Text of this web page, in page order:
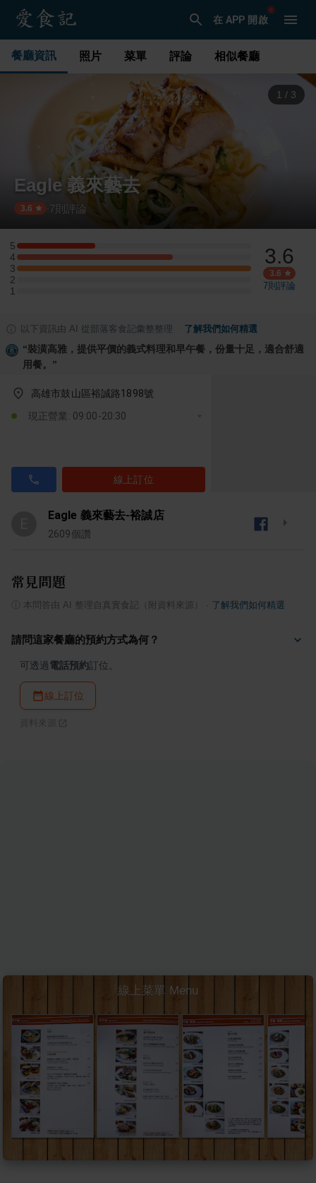
在 APP 開啟
餐廳資訊 照片 菜單 評論 相似餐廳
1 / 3
Eagle 義來藝去
3.6 7 則評論
5
5 星：1 則評論
4
4 星：2 則評論
3
3 星：3 則評論
2
2 星：0 則評論
1
1 星：0 則評論
3.6
3.6
7則評論
以下資訊由 AI 從部落客食記彙整整理 了解我們如何精選
“裝潢高雅，提供平價的義式料理和早午餐，份量十足，適合舒適
用餐。 ”
高雄市鼓山區裕誠路1898號
現正營業: 09:00-20:30
線上訂位
Eagle 義來藝去-裕誠店
2609個讚
常見問題
本問答由 AI 整理自真實食記（附資料來源） 了解我們如何精選
請問這家餐廳的預約方式為何？
可透過電話預約訂位。
線上訂位
線上菜單 Menu